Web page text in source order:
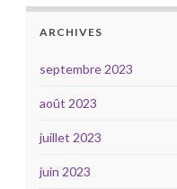
ARCHIVES
septembre 2023
août 2023
juillet 2023
juin 2023